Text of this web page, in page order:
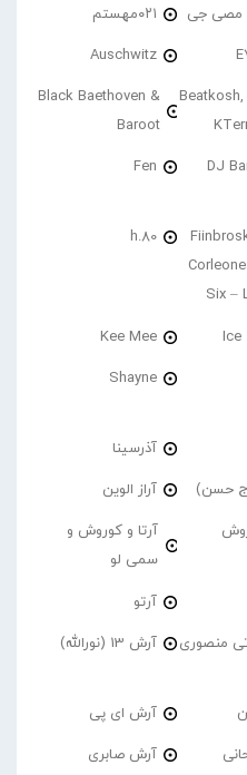
۰۲۱مهستم
Auschwitz
Beatkosh,
Black Baethoven &
Baroot
DJ
Fen
Six –
h.80
Ice
Kee Mee
Shayne
آذرسینا
حسن) آراز الوین
آرتا و کوروش و
سمی لو
آرتو
منصوری
آرش 13 (نورالله)
آرش ای پی
آرش صابری